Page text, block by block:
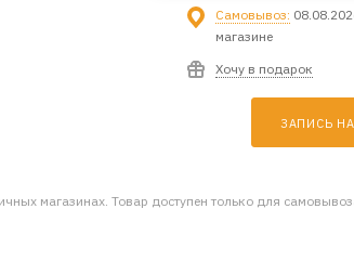
Самовывоз:
магазине
Хочу в подарок
ЗАПИСЬ
магазинах. Товар доступен только для